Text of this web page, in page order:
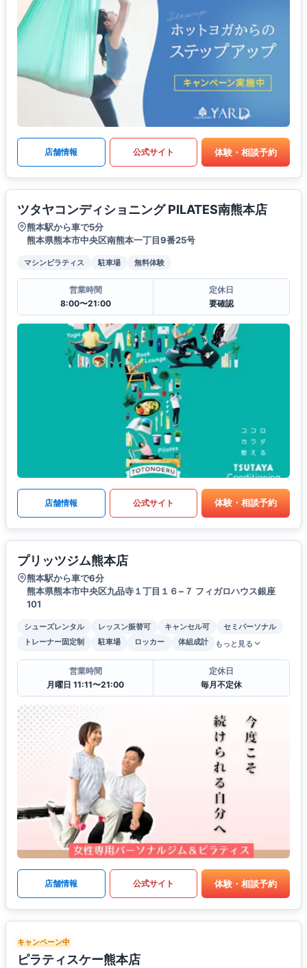
店舗情報 公式サイト 体験・相談予約
ツタヤコンディショニング PILATES南熊本店
熊本駅から車で5分
熊本県熊本市中央区南熊本一丁目9番25号
マシンピラティス 駐車場 無料体験
営業時間
8:00〜21:00
定休日
要確認
店舗情報 公式サイト 体験・相談予約
プリッツジム熊本店
熊本駅から車で6分
熊本県熊本市中央区九品寺１丁目１６−７ フィガロハウス銀座
101
シューズレンタル レッスン振替可 キャンセル可
セミパーソナル
トレーナー固定制
駐車場 ロッカー 体組成計 もっと見る
営業時間
月曜日 11:11〜21:00
定休日
毎月不定休
店舗情報 公式サイト 体験・相談予約
キャンペーン中
ピラティスケー熊本店